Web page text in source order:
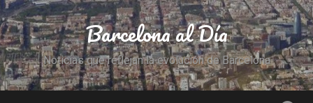
Saltar
al
contenido
Buscar Barcelona al Día
Noticias que reflejan la evolución de Barcelona